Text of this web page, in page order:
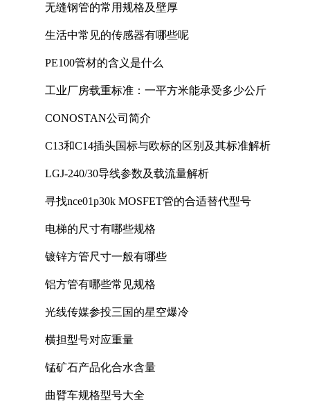
无缝钢管的常用规格及壁厚
生活中常见的传感器有哪些呢
PE100管材的含义是什么
工业厂房载重标准：一平方米能承受多少公斤
CONOSTAN公司简介
C13和C14插头国标与欧标的区别及其标准解析
LGJ-240/30导线参数及载流量解析
寻找nce01p30k MOSFET管的合适替代型号
电梯的尺寸有哪些规格
镀锌方管尺寸一般有哪些
铝方管有哪些常见规格
光线传媒参投三国的星空爆冷
横担型号对应重量
锰矿石产品化合水含量
曲臂车规格型号大全